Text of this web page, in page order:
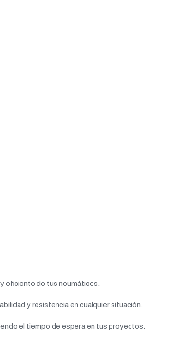
eficiente de tus neumáticos.
y resistencia en cualquier situación.
el tiempo de espera en tus proyectos.